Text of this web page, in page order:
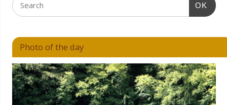
OK
Photo of the day